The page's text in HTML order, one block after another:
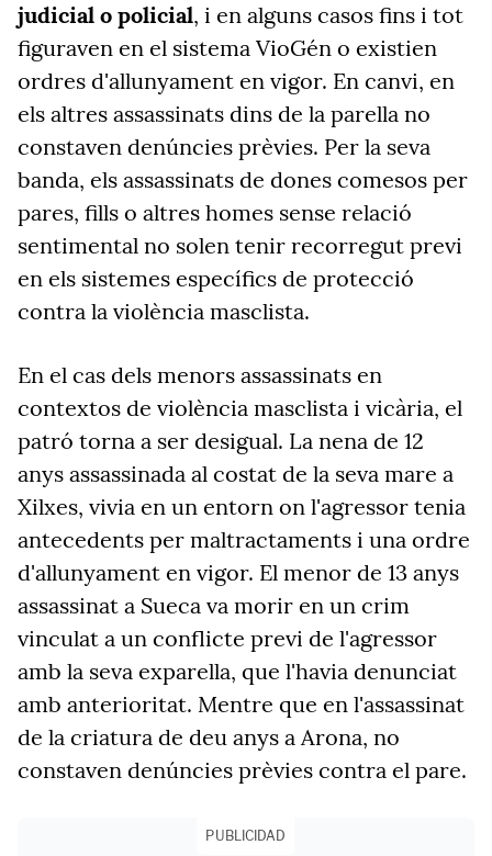
judicial o policial, i en alguns casos fins i tot
figuraven en el sistema VioGén o existien
ordres d'allunyament en vigor. En canvi, en
els altres assassinats dins de la parella no
constaven denúncies prèvies. Per la seva
banda, els assassinats de dones comesos per
pares, fills o altres homes sense relació
sentimental no solen tenir recorregut previ
en els sistemes específics de protecció
contra la violència masclista.
En el cas dels menors assassinats en
contextos de violència masclista i vicària, el
patró torna a ser desigual. La nena de 12
anys assassinada al costat de la seva mare a
Xilxes, vivia en un entorn on l'agressor tenia
antecedents per maltractaments i una ordre
d'allunyament en vigor. El menor de 13 anys
assassinat a Sueca va morir en un crim
vinculat a un conflicte previ de l'agressor
amb la seva exparella, que l'havia denunciat
amb anterioritat. Mentre que en l'assassinat
de la criatura de deu anys a Arona, no
constaven denúncies prèvies contra el pare.
PUBLICIDAD